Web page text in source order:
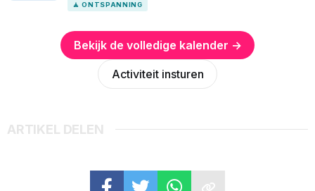
🧘 ONTSPANNING
Bekijk de volledige kalender →
Activiteit insturen
ARTIKEL DELEN